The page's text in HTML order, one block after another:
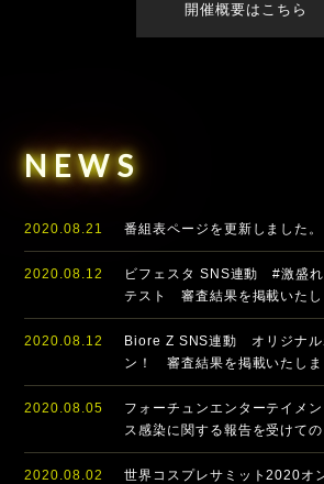
開催概要はこちら
NEWS
2020.08.21 番組表ページを更新しました。
2020.08.12
ビフェスタ SNS連動 #激盛れ
テスト 審査結果を掲載いたし
2020.08.12
Biore Z SNS連動 オリジナル
ン！ 審査結果を掲載いたしま
2020.08.05
フォーチュンエンターテイメ
ス感染に関する報告を受けて
2020.08.02
世界コスプレサミット2020オ